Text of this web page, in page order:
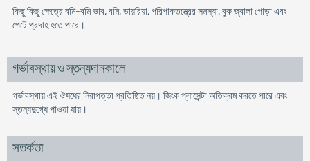
কিছু কিছু ক্ষেত্রে বমি-বমি ভাব, বমি, ডায়রিয়া, পরিপাকতন্ত্রের সমস্যা, বুক জ্বালা পোড়া এবং
পেটে প্রদাহ হতে পারে।
গর্ভাবস্থায় ও স্তন্যদানকালে
গর্ভাবস্থায় এই ঔষধের নিরাপত্তা প্রতিষ্ঠিত নয়। জিংক প্লাসেন্টা অতিক্রম করতে পারে এবং
স্তন্যদুগ্ধে পাওয়া যায়।
সতর্কতা